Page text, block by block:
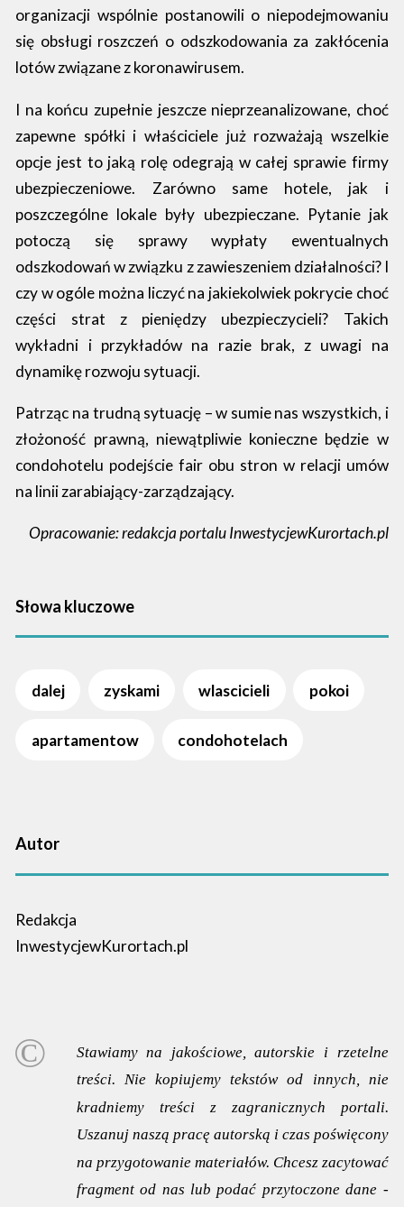
organizacji wspólnie postanowili o niepodejmowaniu
się obsługi roszczeń o odszkodowania za zakłócenia
lotów związane z koronawirusem.
I na końcu zupełnie jeszcze nieprzeanalizowane, choć
zapewne spółki i właściciele już rozważają wszelkie
opcje jest to jaką rolę odegrają w całej sprawie firmy
ubezpieczeniowe. Zarówno same hotele, jak i
poszczególne lokale były ubezpieczane. Pytanie jak
potoczą się sprawy wypłaty ewentualnych
odszkodowań w związku z zawieszeniem działalności? I
czy w ogóle można liczyć na jakiekolwiek pokrycie choć
części strat z pieniędzy ubezpieczycieli? Takich
wykładni i przykładów na razie brak, z uwagi na
dynamikę rozwoju sytuacji.
Patrząc na trudną sytuację – w sumie nas wszystkich, i
złożoność prawną, niewątpliwie konieczne będzie w
condohotelu podejście fair obu stron w relacji umów
na linii zarabiający-zarządzający.
Opracowanie: redakcja portalu InwestycjewKurortach.pl
Słowa kluczowe
dalej zyskami wlascicieli pokoi
apartamentow condohotelach
Autor
Redakcja
InwestycjewKurortach.pl
Stawiamy na jakościowe, autorskie i rzetelne
treści. Nie kopiujemy tekstów od innych, nie
kradniemy treści z zagranicznych portali.
Uszanuj naszą pracę autorską i czas poświęcony
na przygotowanie materiałów. Chcesz zacytować
fragment od nas lub podać przytoczone dane -